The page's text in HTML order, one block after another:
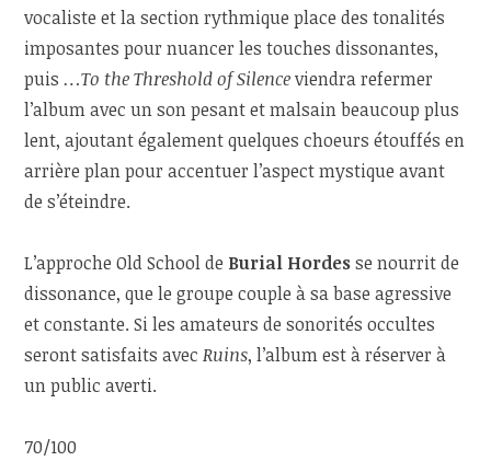
vocaliste et la section rythmique place des tonalités
imposantes pour nuancer les touches dissonantes,
puis…To the Threshold of Silenceviendra refermer
l’album avec un son pesant et malsain beaucoup plus
lent, ajoutant également quelques choeurs étouffés en
arrière plan pour accentuer l’aspect mystique avant
de s’éteindre.
L’approche Old School de Burial Hordesse nourrit de
dissonance, que le groupe couple à sa base agressive
et constante. Si les amateurs de sonorités occultes
seront satisfaits avecRuins, l’album est à réserver à
un public averti.
70/100